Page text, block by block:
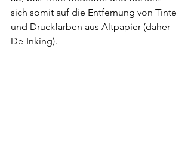
sich somit auf die Entfernung von Tinte
und Druckfarben aus Altpapier (daher
De-Inking).